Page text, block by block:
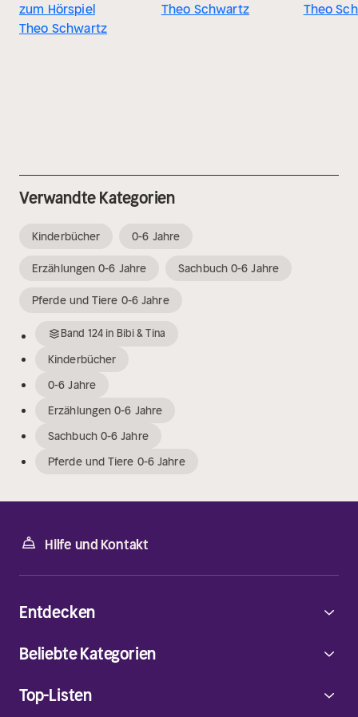
zum Hörspiel
Theo Schwartz
Theo Schwartz
Theo
Verwandte Kategorien
Kinderbücher 0-6 Jahre
Erzählungen 0-6 Jahre Sachbuch 0-6 Jahre
Pferde und Tiere 0-6 Jahre
Band 124 in Bibi & Tina
Kinderbücher
0-6 Jahre
Erzählungen 0-6 Jahre
Sachbuch 0-6 Jahre
Pferde und Tiere 0-6 Jahre
Hilfe und Kontakt
Entdecken
Beliebte Kategorien
Top-Listen